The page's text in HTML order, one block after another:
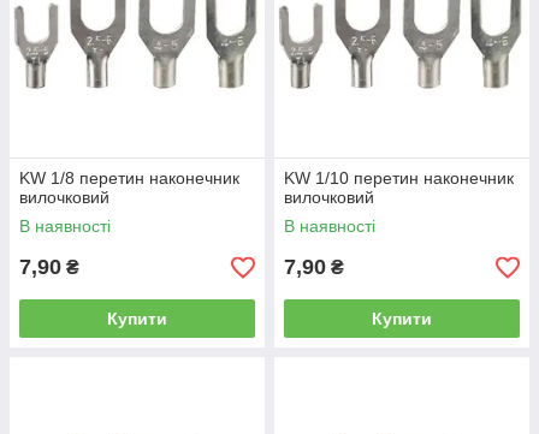
KW 1/8 перетин наконечник
вилочковий
В наявності
7,90 ₴
Купити
KW 1/10 перетин наконечник
вилочковий
В наявності
7,90 ₴
Купити